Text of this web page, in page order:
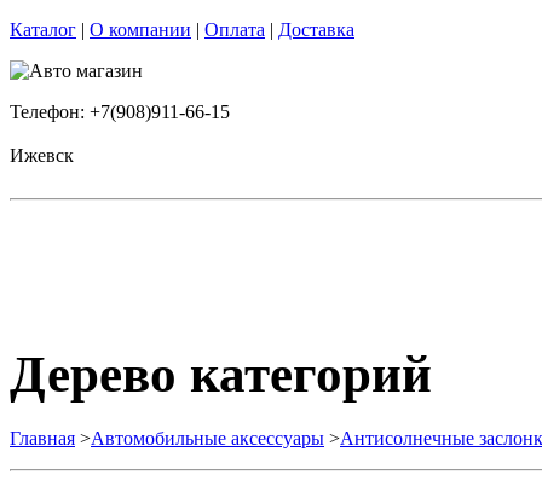
Каталог | О компании | Оплата | Доставка
Телефон: +7(908)911-66-15
Ижевск
Дерево категорий
Главная >Автомобильные аксессуары >Антисолнечные